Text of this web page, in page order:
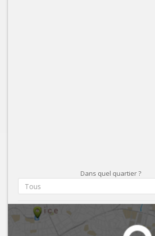
Dans quel quartier ?
Tous